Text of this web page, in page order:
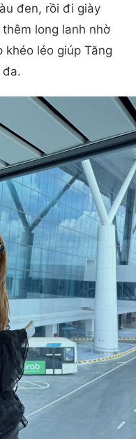
đen, rồi đi giày
long lanh nhờ
khéo léo giúp Tăng